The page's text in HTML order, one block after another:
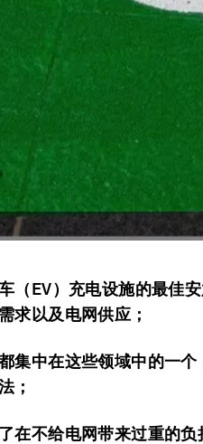
（EV）充电设施的最佳
求以及电网供应；
集中在这些领域中的一
；
在不给电网带来过重的